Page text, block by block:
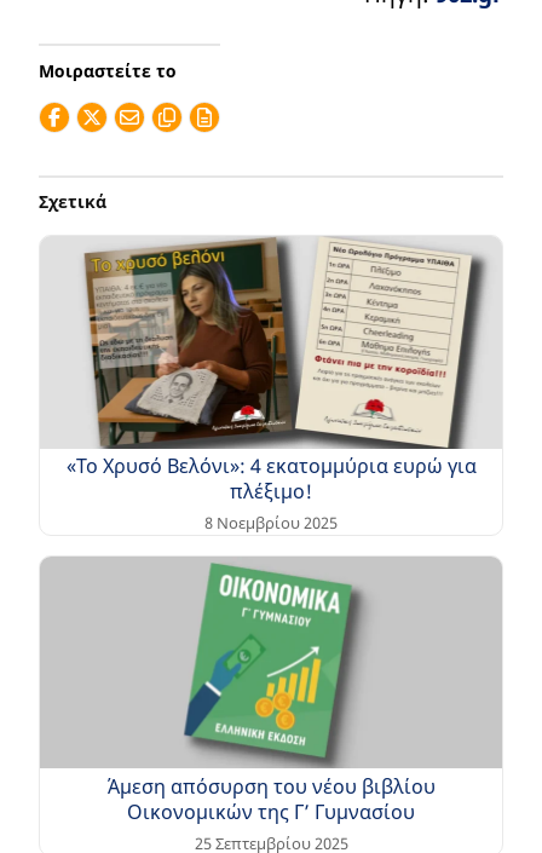
Μοιραστείτε το
Σχετικά
«Το Χρυσό Βελόνι»: 4 εκατομμύρια ευρώ για
πλέξιμο!
8 Νοεμβρίου 2025
Άμεση απόσυρση του νέου βιβλίου
Οικονομικών της Γ’ Γυμνασίου
25 Σεπτεμβρίου 2025